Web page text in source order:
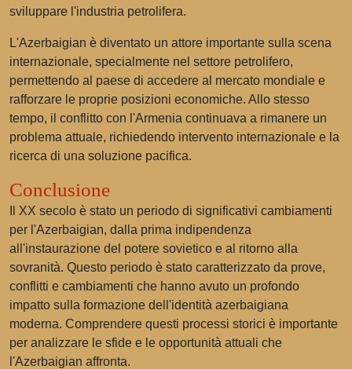
sviluppare l'industria petrolifera.
L'Azerbaigian è diventato un attore importante sulla scena
internazionale, specialmente nel settore petrolifero,
permettendo al paese di accedere al mercato mondiale e
rafforzare le proprie posizioni economiche. Allo stesso
tempo, il conflitto con l'Armenia continuava a rimanere un
problema attuale, richiedendo intervento internazionale e la
ricerca di una soluzione pacifica.
Conclusione
Il XX secolo è stato un periodo di significativi cambiamenti
per l'Azerbaigian, dalla prima indipendenza
all'instaurazione del potere sovietico e al ritorno alla
sovranità. Questo periodo è stato caratterizzato da prove,
conflitti e cambiamenti che hanno avuto un profondo
impatto sulla formazione dell'identità azerbaigiana
moderna. Comprendere questi processi storici è importante
per analizzare le sfide e le opportunità attuali che
l'Azerbaigian affronta.